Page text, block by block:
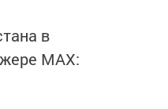
в
MАХ: